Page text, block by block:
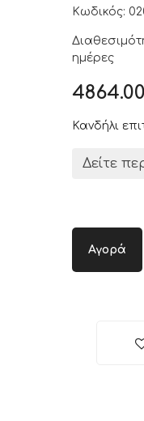
Κωδικός:
ημέρες
Κανδήλι
Δείτε
Αγορά